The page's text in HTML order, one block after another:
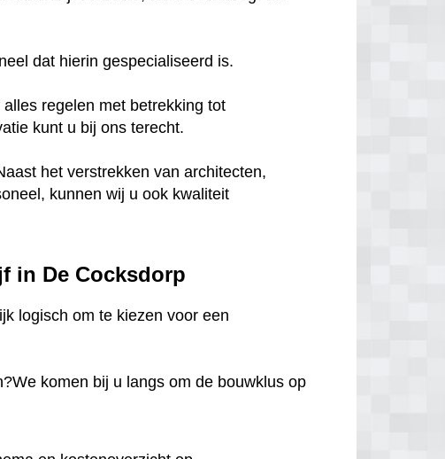
dat hierin gespecialiseerd is.
regelen met betrekking tot
kunt u bij ons terecht.
het verstrekken van architecten,
kunnen wij u ook kwaliteit
in De Cocksdorp
logisch om te kiezen voor een
komen bij u langs om de bouwklus op